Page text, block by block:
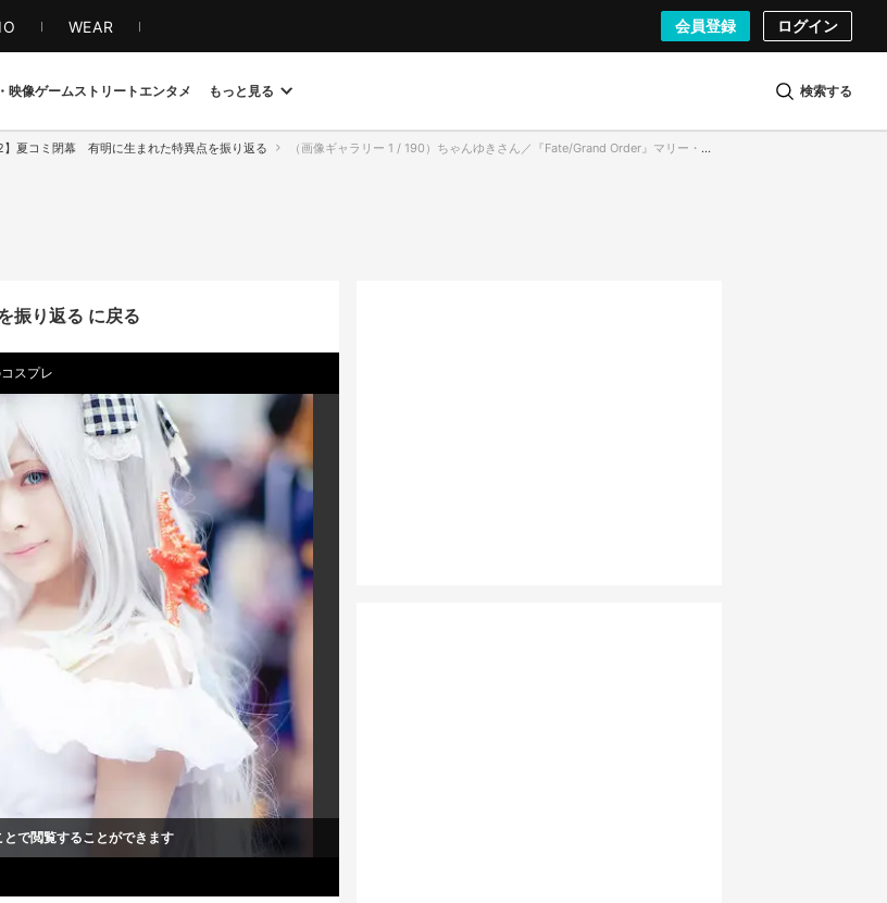
WEAR 会員登録 ログイン
映像ゲームストリート エンタメ もっと見る 検索する
】夏コミ閉幕 有明に生まれた特異点を振り返る （画像ギャラリー 1 / 190）ちゃんゆきさん／『Fate/Grand Order』マリー・アントワネットのコスプレ
振り返る に戻る
スプレ
とで閲覧することができます